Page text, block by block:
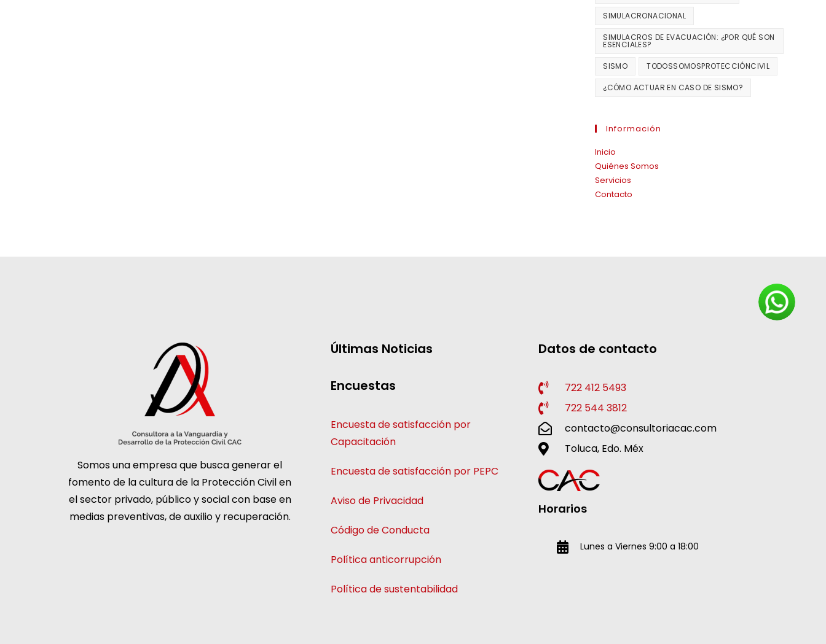
SIMULACRONACIONAL
SIMULACROS DE EVACUACIÓN: ¿POR QUÉ SON
ESENCIALES?
SISMO TODOSSOMOSPROTECCIÓNCIVIL
¿CÓMO ACTUAR EN CASO DE SISMO?
Información
Inicio
Quiénes Somos
Servicios
Contacto
Somos una empresa que busca generar el
fomento de la cultura de la Protección Civil en
el sector privado, público y social con base en
medias preventivas, de auxilio y recuperación.
Últimas Noticias
Encuestas
Encuesta de satisfacción por
Capacitación
Encuesta de satisfacción por PEPC
Aviso de Privacidad
Código de Conducta
Política anticorrupción
Política de sustentabilidad
Datos de contacto
722 412 5493
722 544 3812
contacto@consultoriacac.com
Toluca, Edo. Méx
Horarios
Lunes a Viernes 9:00 a 18:00